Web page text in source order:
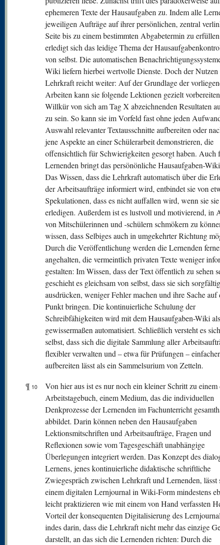
ephemeren Texte der Hausaufgaben zu. Indem alle
jeweiligen Aufträge auf ihrer persönlichen, zentral
Seite bis zu einem bestimmten Abgabetermin zu
erledigt sich das leidige Thema der
von selbst. Die automatischen
Wiki liefern hierbei wertvolle Dienste. Doch der
Lehrkraft reicht weiter: Auf der Grundlage der
Arbeiten kann sie folgende Lektionen gezielt
Willkür von sich am Tag X abzeichnenden Resultaten
zu sein. So kann sie im Vorfeld fast ohne jeden
Auswahl relevanter Textausschnitte aufbereiten oder
jene Aspekte an einer Schülerarbeit demonstrieren, die
offensichtlich für Schwierigkeiten gesorgt haben. Auch
Lernenden bringt das persönönliche Hausaufgaben-
Das Wissen, dass die Lehrkraft automatisch über die
der Arbeitsaufträge informiert wird, entbindet sie von
Spekulationen, dass es nicht auffallen wird, wenn sie
erledigen. Außerdem ist es lustvoll und motivierend, in
von Mitschülerinnen und -schülern schmökern zu
wissen, dass Selbiges auch in umgekehrter Richtung
Durch die Veröffentlichung werden die Lernenden
angehalten, die vermeintlich privaten Texte weniger
gestalten: Im Wissen, dass der Text öffentlich zu sehen
geschieht es gleichsam von selbst, dass sie sich
ausdrücken, weniger Fehler machen und ihre Sache auf
Punkt bringen. Die kontinuierliche Schulung der
Schreibfähigkeiten wird mit dem Hausaufgaben-Wiki
gewissermaßen automatisiert. Schließlich versteht es
selbst, dass sich die digitale Sammlung aller
flexibler verwalten und – etwa für Prüfungen – einfacher
aufbereiten lässt als ein Sammelsurium von Zetteln.
¶ 10
Von hier aus ist es nur noch ein kleiner Schritt zu
Arbeitstagebuch, einem Medium, das die individuellen
Denkprozesse der Lernenden im Fachunterricht
abbildet. Darin können neben den Hausaufgaben
Lektionsmitschriften und Arbeitsaufträge, Fragen und
Reflexionen sowie vom Tagesgeschäft unabhängige
Überlegungen integriert werden. Das Konzept des
Lernens, jenes kontinuierliche didaktische schriftliche
Zwiegespräch zwischen Lehrkraft und Lernenden, lässt
einem digitalen Lernjournal in Wiki-Form mindestens
leicht praktizieren wie mit einem von Hand verfassten
Vorteil der konsequenten Digitalisierung des
indes darin, dass die Lehrkraft nicht mehr das einzige
darstellt, an das sich die Lernenden richten: Durch die